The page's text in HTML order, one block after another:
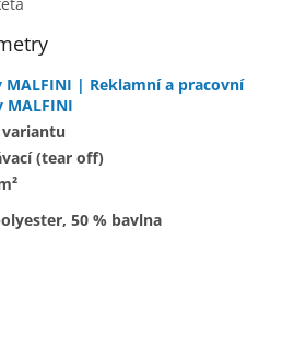
MALFINI | Reklamní a pracovní
MALFINI
(tear off)
50 % bavlna